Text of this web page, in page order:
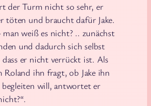
der Turm nicht so sehr, er
töten und braucht dafür Jake.
man weiß es nicht? .. zunächst
und dadurch sich selbst
dass er nicht verrückt ist. Als
Roland ihn fragt, ob Jake ihn
will, antwortet er